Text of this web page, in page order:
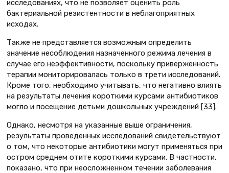
исследованиях, что не позволяет оценить роль
бактериальной резистентности в неблагоприятных
исходах.
Также не представляется возможным определить
значение несоблюдения назначенного режима лечения в
случае его неэффективности, поскольку приверженность
терапии мониторировалась только в трети исследований.
Кроме того, необходимо учитывать, что негативно влиять
на результаты лечения короткими курсами антибиотиков
могло и посещение детьми дошкольных учреждений [33].
Однако, несмотря на указанные выше ограничения,
результаты проведенных исследований свидетельствуют
о том, что некоторые антибиотики могут применяться при
остром среднем отите короткими курсами. В частности,
показано, что при неосложненном течении заболевания